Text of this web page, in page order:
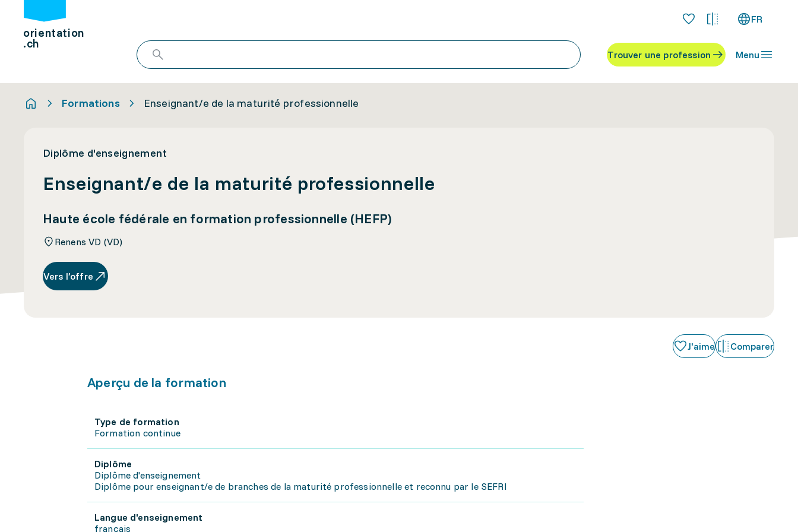
orientation
.ch
FR
Trouver une profession Menu
Formations Enseignant/e de la maturité professionnelle
Diplôme d'enseignement
Enseignant/e de la maturité professionnelle
Haute école fédérale en formation professionnelle (HEFP)
Renens VD (VD)
Vers l’offre
J'aime Comparer
Aperçu de la formation
Type de formation
Formation continue
Diplôme
Diplôme d'enseignement
Diplôme pour enseignant/e de branches de la maturité professionnelle et reconnu par le SEFRI
Langue d'enseignement
français